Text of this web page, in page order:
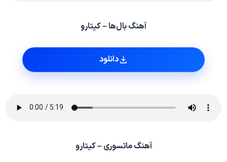
آهنگ بال‌ها – کیتارو
دانلود
آهنگ ماتسوری – کیتارو